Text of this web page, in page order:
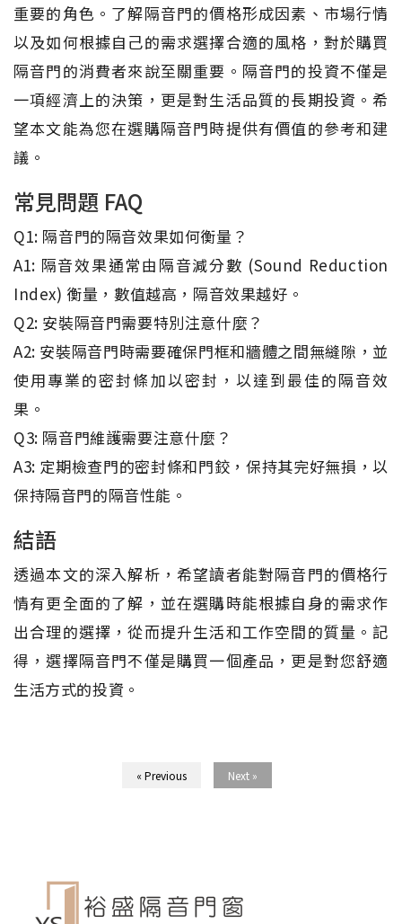
重要的角色。了解隔音門的價格形成因素、市場行情
以及如何根據自己的需求選擇合適的風格，對於購買
隔音門的消費者來說至關重要。隔音門的投資不僅是
一項經濟上的決策，更是對生活品質的長期投資。希
望本文能為您在選購隔音門時提供有價值的參考和建
議。
常見問題 FAQ
Q1: 隔音門的隔音效果如何衡量？
A1: 隔音效果通常由隔音減分數 (Sound Reduction
Index) 衡量，數值越高，隔音效果越好。
Q2: 安裝隔音門需要特別注意什麼？
A2: 安裝隔音門時需要確保門框和牆體之間無縫隙，並
使用專業的密封條加以密封，以達到最佳的隔音效
果。
Q3: 隔音門維護需要注意什麼？
A3: 定期檢查門的密封條和門鉸，保持其完好無損，以
保持隔音門的隔音性能。
結語
透過本文的深入解析，希望讀者能對隔音門的價格行
情有更全面的了解，並在選購時能根據自身的需求作
出合理的選擇，從而提升生活和工作空間的質量。記
得，選擇隔音門不僅是購買一個產品，更是對您舒適
生活方式的投資。
« Previous Next »